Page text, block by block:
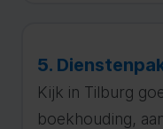
5.
Kijk in Tilburg
boekhouding,